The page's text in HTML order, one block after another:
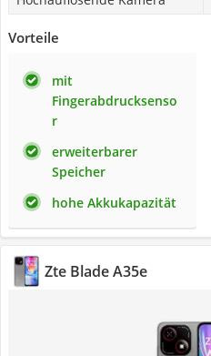
Vorteile
mit
Fingerabdrucksenso
r
erweiterbarer
Speicher
hohe Akkukapazität
Zte Blade A35e